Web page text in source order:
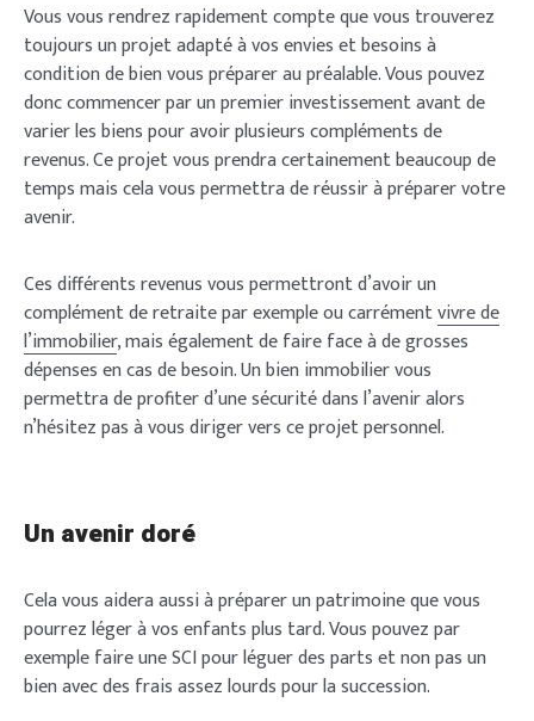
Vous vous rendrez rapidement compte que vous trouverez
toujours un projet adapté à vos envies et besoins à
condition de bien vous préparer au préalable. Vous pouvez
donc commencer par un premier investissement avant de
varier les biens pour avoir plusieurs compléments de
revenus. Ce projet vous prendra certainement beaucoup de
temps mais cela vous permettra de réussir à préparer votre
avenir.
Ces différents revenus vous permettront d’avoir un
complément de retraite par exemple ou carrémentvivre de
l’immobilier, mais également de faire face à de grosses
dépenses en cas de besoin. Un bien immobilier vous
permettra de profiter d’une sécurité dans l’avenir alors
n’hésitez pas à vous diriger vers ce projet personnel.
Un avenir doré
Cela vous aidera aussi à préparer un patrimoine que vous
pourrez léger à vos enfants plus tard. Vous pouvez par
exemple faire une SCI pour léguer des parts et non pas un
bien avec des frais assez lourds pour la succession.